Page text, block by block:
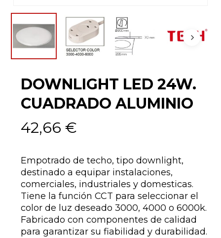
DOWNLIGHT LED 24W.
CUADRADO ALUMINIO
42,66 €
Empotrado de techo, tipo downlight,
destinado a equipar instalaciones,
comerciales, industriales y domesticas.
Tiene la función CCT para seleccionar el
color de luz deseado 3000, 4000 o 6000k.
Fabricado con componentes de calidad
para garantizar su fiabilidad y durabilidad.